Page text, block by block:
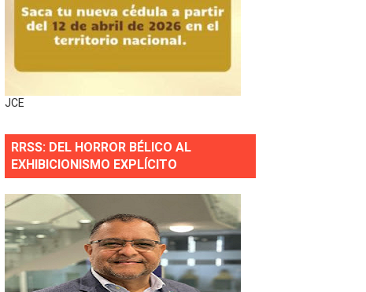
después
Norte
por apagones en Cayenas y Residencial Amalia
incendio
Reservas.
JCE
RRSS: DEL HORROR BÉLICO AL
EXHIBICIONISMO EXPLÍCITO